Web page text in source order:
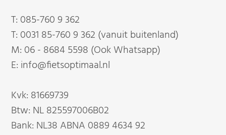
T: 085-760 9 362
T: 0031 85-760 9 362 (vanuit buitenland)
M: 06 - 8684 5598 (Ook Whatsapp)
E: info@fietsoptimaal.nl
Kvk: 81669739
Btw: NL 825597006B02
Bank: NL38 ABNA 0889 4634 92